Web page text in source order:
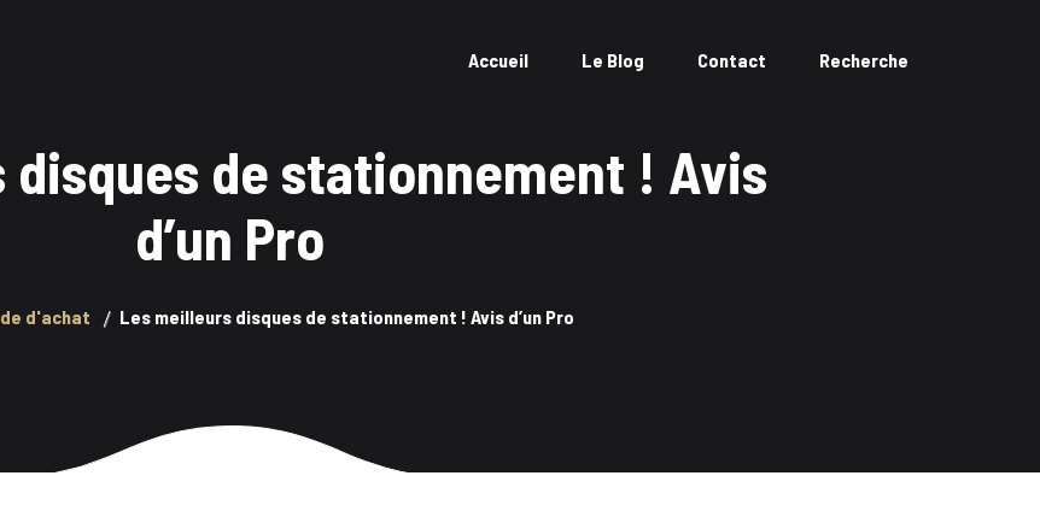
Accueil Le Blog Contact Recherche
disques de stationnement ! Avis
d’un Pro
d'achat Les meilleurs disques de stationnement ! Avis d’un Pro